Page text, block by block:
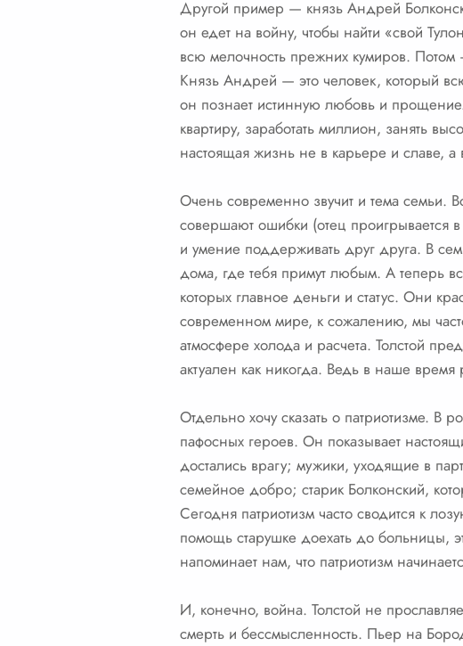
Другой пример — князь Андрей
он едет на войну, чтобы найти «свой
всю мелочность прежних кумиров.
Князь Андрей — это человек, который
он познает истинную любовь и
квартиру, заработать миллион, занять
настоящая жизнь не в карьере и славе,
Очень современно звучит и тема
совершают ошибки (отец проигрывается
и умение поддерживать друг друга. В
дома, где тебя примут любым. А теперь
которых главное деньги и статус. Они
современном мире, к сожалению, мы
атмосфере холода и расчета. Толстой
актуален как никогда. Ведь в наше
Отдельно хочу сказать о патриотизме. В
пафосных героев. Он показывает
достались врагу; мужики, уходящие в
семейное добро; старик Болконский,
Сегодня патриотизм часто сводится к
помощь старушке доехать до больницы,
напоминает нам, что патриотизм
И, конечно, война. Толстой не
смерть и бессмысленность. Пьер на